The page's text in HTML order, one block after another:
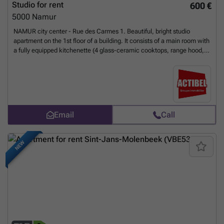
600 €
Studio for rent
5000 Namur
NAMUR city center - Rue des Carmes 1. Beautiful, bright studio
apartment on the 1st floor of a building. It consists of a main room with
a fully equipped kitchenette (4 glass-ceramic cooktops, range hood,
windows, electric heating. Rent: €600/month + €50 in utilities (water
and common areas). Individual electric meter. Available September 1,
Email Call
NEW